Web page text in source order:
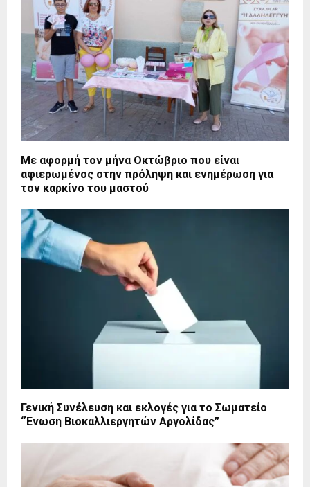
Με αφορμή τον μήνα Οκτώβριο που είναι
αφιερωμένος στην πρόληψη και ενημέρωση για
τον καρκίνο του μαστού
Γενική Συνέλευση και εκλογές για το Σωματείο
“Ένωση Βιοκαλλιεργητών Αργολίδας”